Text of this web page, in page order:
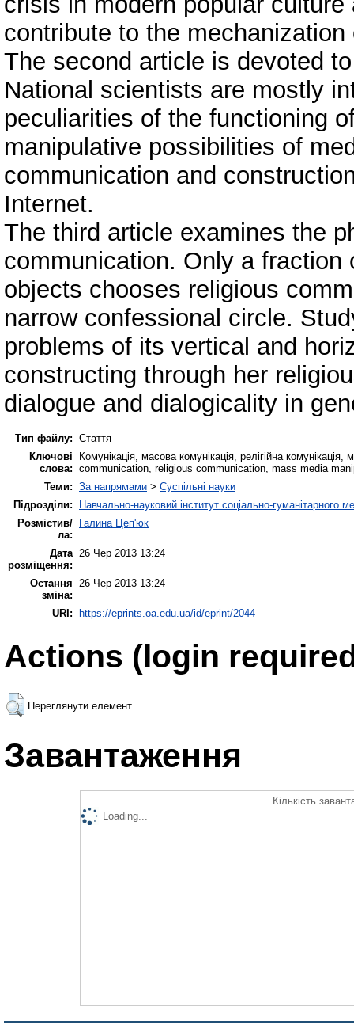
contribute to the
The second article is devoted
National scientists are mostly
peculiarities of the functioning
manipulative possibilities of
communication and
Internet.
The third article examines the
communication. Only a
objects chooses religious
narrow confessional circle.
problems of its vertical and
constructing through her
dialogue and dialogicality in
Тип файлу: Стаття
Ключові
слова:
Комунікація, масова комунікація, релігійна
communication, religious communication, mass media
Теми: За напрямами > Суспільні науки
Підрозділи:
Навчально-науковий інститут соціально-гуманітарного
Розмістив/
ла:
Галина Цеп'юк
Дата
розміщення:
26 Чер 2013 13:24
Остання
зміна:
26 Чер 2013 13:24
URI: https://eprints.oa.edu.ua/id/eprint/2044
Actions (login
Переглянути елемент
Завантаження
Кількість
Loading...